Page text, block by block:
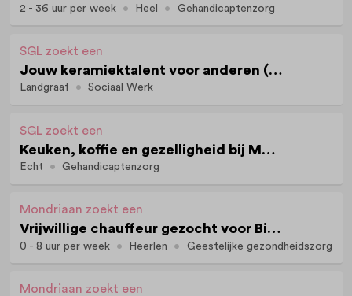
2 - 36 uur per week Heel Gehandicaptenzorg
SGL zoekt een
Jouw keramiektalent voor anderen (Landgraaf)
Landgraaf Sociaal Werk
SGL zoekt een
Keuken, koffie en gezelligheid bij MS+ (Echt)
Echt Gehandicaptenzorg
Mondriaan zoekt een
Vrijwillige chauffeur gezocht voor Bioboerderij De Heihof in Landgraaf
0 - 8 uur per week Heerlen Geestelijke gezondheidszorg
Mondriaan zoekt een